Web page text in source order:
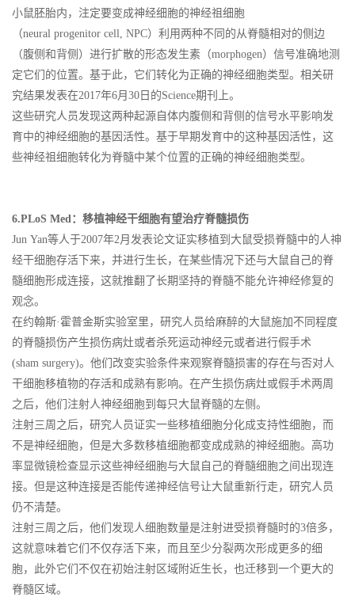
小鼠胚胎内，注定要变成神经细胞的神经祖细胞
（neural progenitor cell, NPC）利用两种不同的从脊髓相对的侧边
（腹侧和背侧）进行扩散的形态发生素（morphogen）信号准确地测
定它们的位置。基于此，它们转化为正确的神经细胞类型。相关研
究结果发表在2017年6月30日的Science期刊上。
这些研究人员发现这两种起源自体内腹侧和背侧的信号水平影响发
育中的神经细胞的基因活性。基于早期发育中的这种基因活性，这
些神经祖细胞转化为脊髓中某个位置的正确的神经细胞类型。
6.PLoS Med：移植神经干细胞有望治疗脊髓损伤
Jun Yan等人于2007年2月发表论文证实移植到大鼠受损脊髓中的人神
经干细胞存活下来，并进行生长，在某些情况下还与大鼠自己的脊
髓细胞形成连接，这就推翻了长期坚持的脊髓不能允许神经修复的
观念。
在约翰斯·霍普金斯实验室里，研究人员给麻醉的大鼠施加不同程度
的脊髓损伤产生损伤病灶或者杀死运动神经元或者进行假手术
(sham surgery)。他们改变实验条件来观察脊髓损害的存在与否对人
干细胞移植物的存活和成熟有影响。在产生损伤病灶或假手术两周
之后，他们注射人神经细胞到每只大鼠脊髓的左侧。
注射三周之后，研究人员证实一些移植细胞分化成支持性细胞，而
不是神经细胞，但是大多数移植细胞都变成成熟的神经细胞。高功
率显微镜检查显示这些神经细胞与大鼠自己的脊髓细胞之间出现连
接。但是这种连接是否能传递神经信号让大鼠重新行走，研究人员
仍不清楚。
注射三周之后，他们发现人细胞数量是注射进受损脊髓时的3倍多，
这就意味着它们不仅存活下来，而且至少分裂两次形成更多的细
胞，此外它们不仅在初始注射区域附近生长，也迁移到一个更大的
脊髓区域。